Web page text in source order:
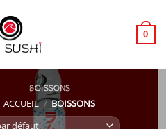
0
BOISSONS
ACCUEIL / BOISSONS